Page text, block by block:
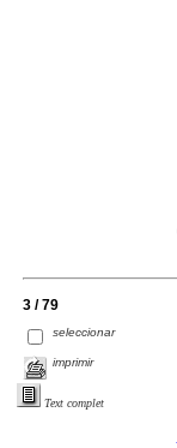
3 / 79
seleccionar
imprimir
Text complet